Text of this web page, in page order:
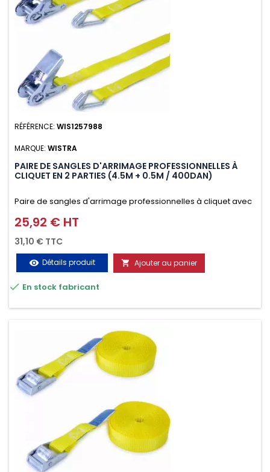
RÉFÉRENCE: WIS1257988
MARQUE: WISTRA
PAIRE DE SANGLES D'ARRIMAGE PROFESSIONNELLES À
CLIQUET EN 2 PARTIES (4.5M + 0.5M / 400DAN)
Paire de sangles d'arrimage professionnelles à cliquet avec
crochet en 2 parties (4.5M + 0.5M / 400daN), simple et rapide
d'utilisation. Permet d'arrimer et de sécuriser
vos chargements pendant le transport. Matière polyester
très résistante aux UV et aux variations de températures,
n'absorbe pas l'eau.
Prix
25,92 € HT
31,10 € TTC
visibility Détails produit  Ajouter au panier
 En stock fabricant